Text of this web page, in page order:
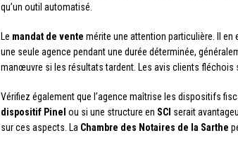
qu’un outil automatisé.
Le mandat de vente mérite une attention particulière. Il
une seule agence pendant une durée déterminée,
manœuvre si les résultats tardent. Les avis clients
Vérifiez également que l’agence maîtrise les dispositifs
dispositif Pinel ou si une structure en SCI serait
sur ces aspects. La Chambre des Notaires de la Sarthe